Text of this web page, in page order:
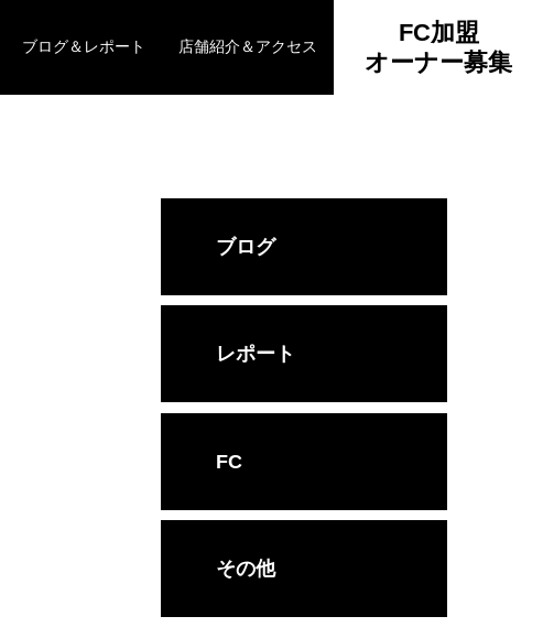
ブログ＆レポート 店舗紹介＆アクセス
FC加盟
オーナー募集
ブログ
レポート
FC
その他